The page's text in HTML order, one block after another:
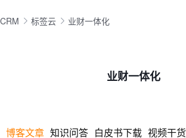
CRM 标签云 业财一体化
业财一体化
博客文章 知识问答 白皮书下载 视频干货